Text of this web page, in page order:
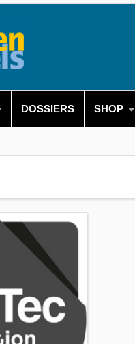
DOSSIERS SHOP